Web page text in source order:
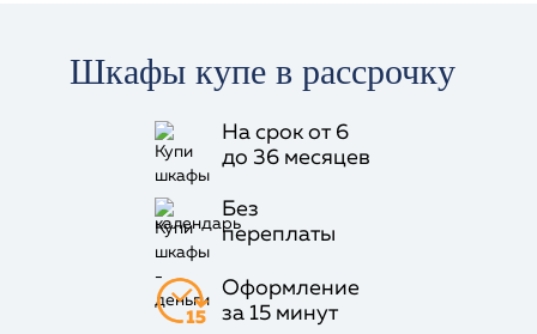
Шкафы купе в рассрочку
На срок от 6
до 36 месяцев
Без
переплаты
Оформление
за 15 минут